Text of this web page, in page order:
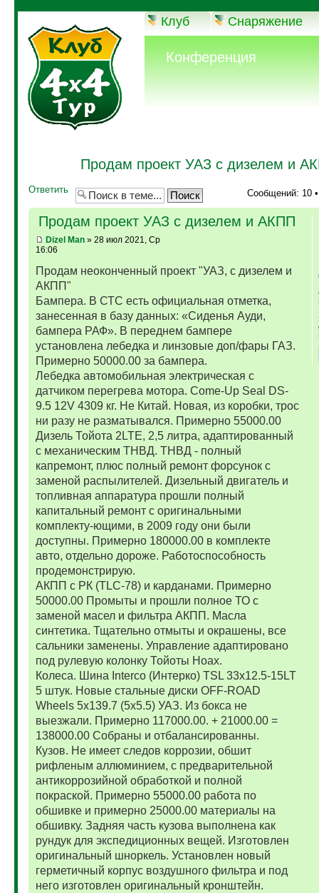
Клуб Снаряжение
Конференция
Продам проект УАЗ с дизелем и
Ответить Сообщений: 10
Продам проект УАЗ с дизелем и АКПП
Dizel Man» 28 июл 2021, Ср
16:06
Продам неоконченный проект "УАЗ, с дизелем и
АКПП"
Бампера. В СТС есть официальная отметка,
занесенная в базу данных: «Сиденья Ауди,
бампера РАФ». В переднем бампере
установлена лебедка и линзовые доп/фары ГАЗ.
Примерно 50000.00 за бампера.
Лебедка автомобильная электрическая с
датчиком перегрева мотора. Come-Up Seal DS-
9.5 12V 4309 кг. Не Китай. Новая, из коробки, трос
ни разу не разматывался. Примерно 55000.00
Дизель Тойота 2LTE, 2,5 литра, адаптированный
с механическим ТНВД. ТНВД - полный
капремонт, плюс полный ремонт форсунок с
заменой распылителей. Дизельный двигатель и
топливная аппаратура прошли полный
капитальный ремонт с оригинальными
комплекту-ющими, в 2009 году они были
доступны. Примерно 180000.00 в комплекте
авто, отдельно дороже. Работоспособность
продемонстрирую.
АКПП с РК (TLC-78) и карданами. Примерно
50000.00 Промыты и прошли полное ТО с
заменой масел и фильтра АКПП. Масла
синтетика. Тщательно отмыты и окрашены, все
сальники заменены. Управление адаптировано
под рулевую колонку Тойоты Ноах.
Колеса. Шина Interco (Интерко) TSL 33x12.5-15LT
5 штук. Новые стальные диски OFF-ROAD
Wheels 5x139.7 (5x5.5) УАЗ. Из бокса не
выезжали. Примерно 117000.00. + 21000.00 =
138000.00 Собраны и отбалансированны.
Кузов. Не имеет следов коррозии, обшит
рифленым аллюминием, с предварительной
антикоррозийной обработкой и полной
покраской. Примерно 55000.00 работа по
обшивке и примерно 25000.00 материалы на
обшивку. Задняя часть кузова выполнена как
рундук для экспедиционных вещей. Изготовлен
оригинальный шноркель. Установлен новый
герметичный корпус воздушного фильтра и под
него изготовлен оригинальный кронштейн.